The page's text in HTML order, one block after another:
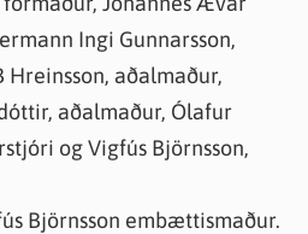
Ingi Gunnarsson,
Hreinsson, aðalmaður,
aðalmaður, Ólafur
og Vigfús Björnsson,
Björnsson embættismaður.